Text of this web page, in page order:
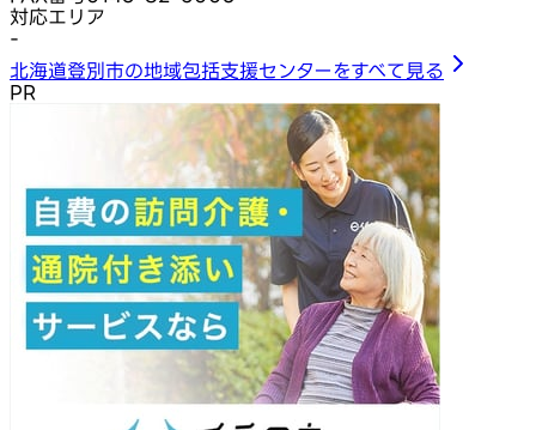
対応エリア
-
北海道登別市の地域包括支援センターをすべて見る
PR